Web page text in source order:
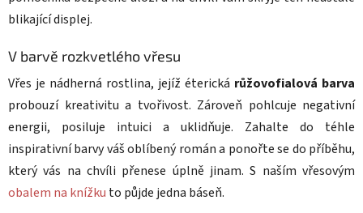
blikající displej.
V barvě rozkvetlého vřesu
Vřes je nádherná rostlina, jejíž éterická růžovofialová barva
probouzí kreativitu a tvořivost. Zároveň pohlcuje negativní
energii, posiluje intuici a uklidňuje. Zahalte do téhle
inspirativní barvy váš oblíbený román a ponořte se do příběhu,
který vás na chvíli přenese úplně jinam. S naším vřesovým
obalem na knížku to půjde jedna báseň.